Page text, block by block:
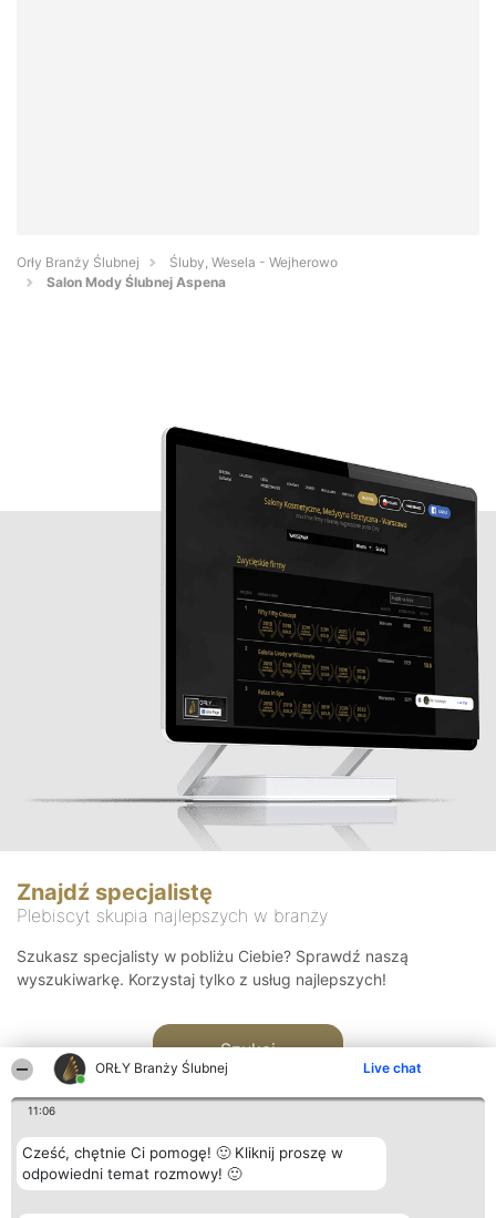
ORŁY Branży Ślubnej Live chat
11:06
Cześć, chętnie Ci pomogę! 🙂 Kliknij proszę w
odpowiedni temat rozmowy! 🙂
Orły Branży Ślubnej
Śluby, Wesela - Wejherowo
Salon Mody Ślubnej Aspena
Znajdź specjalistę
Plebiscyt skupia najlepszych w branży
Szukasz specjalisty w pobliżu Ciebie? Sprawdź naszą
wyszukiwarkę. Korzystaj tylko z usług najlepszych!
Szukaj
Organizator plebiscytu Plebiscyt Kontakt